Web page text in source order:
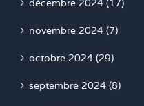
décembre 2024 (17)
novembre 2024 (7)
octobre 2024 (29)
septembre 2024 (8)